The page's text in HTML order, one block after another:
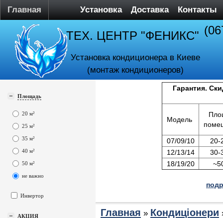
Главная Установка Доставка Контакты
ТЕХ. ЦЕНТР "ФЕНИКС"
Установка кондиционера в Киеве
(монтаж кондиционеров)
Площадь
20 м²
25 м²
35 м²
40 м²
50 м²
не важно
Инвертор
АКЦИЯ
Гарантия.
Модель
07/09/10
20-
12/13/14
30-
18/19/20
Главная » Кондиціонери